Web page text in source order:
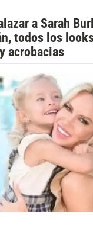
a Sarah
todos los
acrobacias